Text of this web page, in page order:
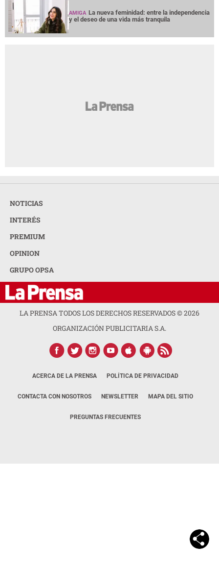
AMIGA La nueva feminidad: entre la independencia
y el deseo de una vida más tranquila
NOTICIAS
INTERÉS
PREMIUM
OPINION
GRUPO OPSA
LA PRENSA TODOS LOS DERECHOS RESERVADOS ©2026
ORGANIZACIÓN PUBLICITARIA S.A.
ACERCA DE LA PRENSA POLÍTICA DE PRIVACIDAD
CONTACTA CON NOSOTROS NEWSLETTER MAPA DEL SITIO
PREGUNTAS FRECUENTES